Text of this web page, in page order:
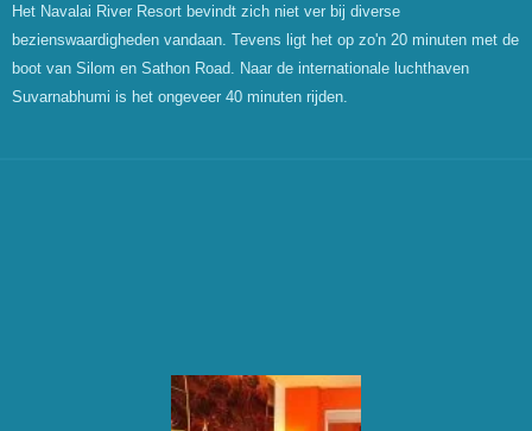
Het Navalai River Resort bevindt zich niet ver bij diverse
bezienswaardigheden vandaan. Tevens ligt het op zo'n 20 minuten met de
boot van Silom en Sathon Road. Naar de internationale luchthaven
Suvarnabhumi is het ongeveer 40 minuten rijden.